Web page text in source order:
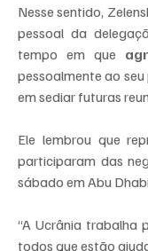
Nesse sentido,
pessoal da
tempo em que
pessoalmente ao
em sediar futuras
Ele lembrou que
participaram das
sábado em Abu
“A Ucrânia trabalha
todos que estão